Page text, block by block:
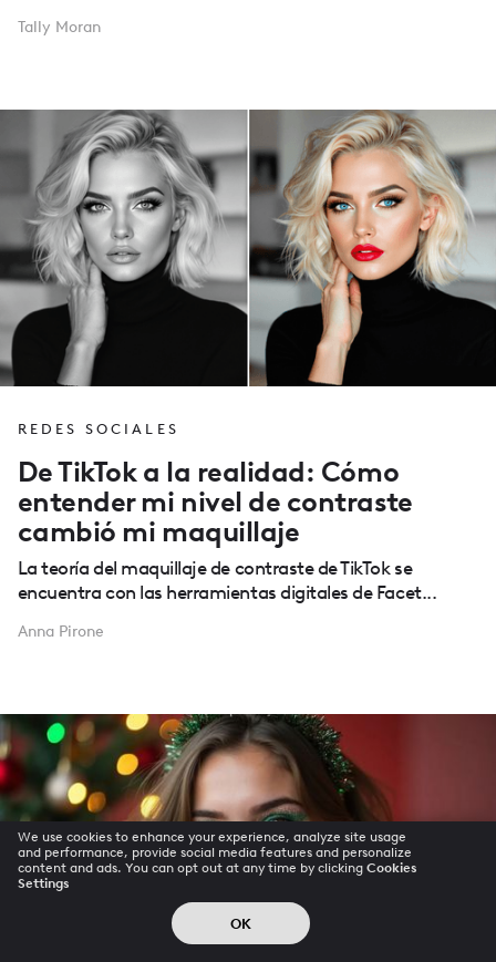
Tally Moran
REDES SOCIALES
De TikTok a la realidad: Cómo
entender mi nivel de contraste
cambió mi maquillaje
La teoría del maquillaje de contraste de TikTok se
encuentra con las herramientas digitales de Facet...
Anna Pirone
We use cookies to enhance your experience, analyze site usage
and performance, provide social media features and personalize
content and ads. You can opt out at any time by clicking Cookies
Settings
OK